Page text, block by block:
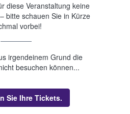
diese Veranstaltung keine
bitte schauen Sie in Kürze
vorbei!
irgendeinem Grund die
besuchen können...
Sie Ihre Tickets.